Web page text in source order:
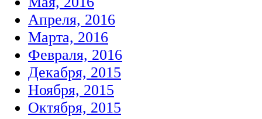
Апреля, 2016
Марта, 2016
Февраля, 2016
Декабря, 2015
Ноября, 2015
Октября, 2015